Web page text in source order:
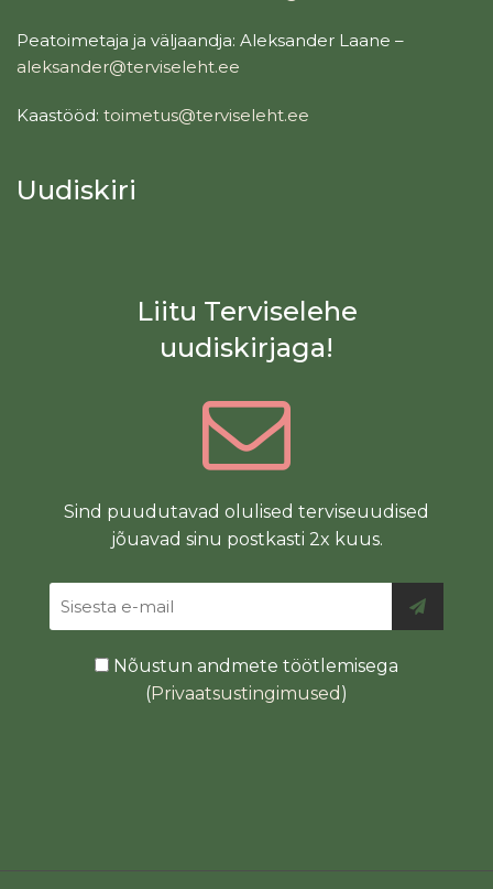
Peatoimetaja ja väljaandja: Aleksander Laane –
aleksander@terviseleht.ee
Kaastööd: toimetus@terviseleht.ee
Uudiskiri
Liitu Terviselehe
uudiskirjaga!
Sind puudutavad olulised terviseuudised
jõuavad sinu postkasti 2x kuus.
Nõustun andmete töötlemisega
(Privaatsustingimused )